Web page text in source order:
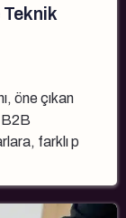
öne çıkan
B2B
farklı p